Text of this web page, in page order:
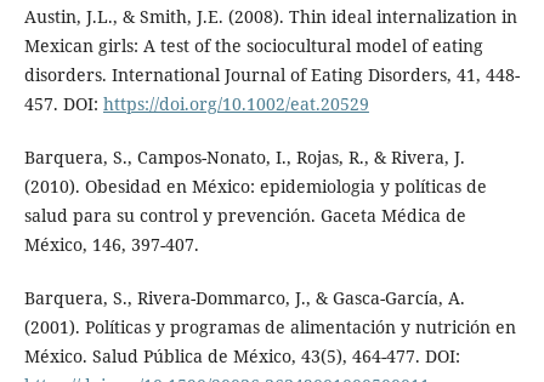
Austin, J.L., & Smith, J.E. (2008). Thin ideal internalization in
Mexican girls: A test of the sociocultural model of eating
disorders. International Journal of Eating Disorders, 41, 448-
457. DOI: https://doi.org/10.1002/eat.20529
Barquera, S., Campos-Nonato, I., Rojas, R., & Rivera, J.
(2010). Obesidad en México: epidemiologia y políticas de
salud para su control y prevención. Gaceta Médica de
México, 146, 397-407.
Barquera, S., Rivera-Dommarco, J., & Gasca-García, A.
(2001). Políticas y programas de alimentación y nutrición en
México. Salud Pública de México, 43(5), 464-477. DOI: